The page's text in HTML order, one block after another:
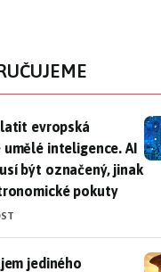
evropská regulace
evropská
umělé inteligence. AI
být označený, jinak
pokuty
jediného uživatele.
jediného